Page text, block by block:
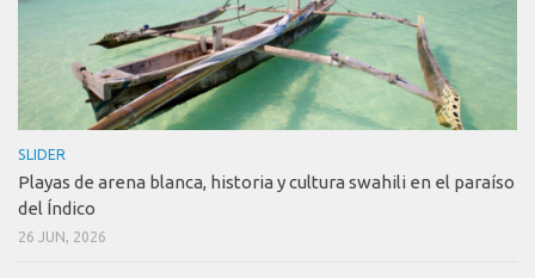
SLIDER
Playas de arena blanca, historia y cultura swahili en el paraíso
del Índico
26 JUN, 2026